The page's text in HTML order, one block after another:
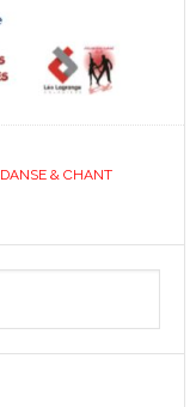
DANSE & CHANT